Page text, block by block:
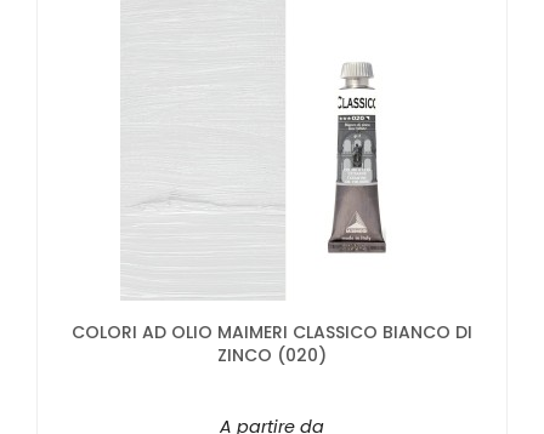
COLORI AD OLIO MAIMERI CLASSICO BIANCO DI
ZINCO (020)
A partire da